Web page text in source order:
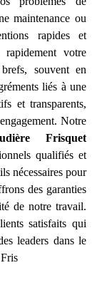
maintenance ou
rapides et
votre
souvent en
liés à une
et transparents,
Notre
Frisquet
qualifiés et
nécessaires pour
des garanties
de notre travail.
satisfaits qui
leaders dans le